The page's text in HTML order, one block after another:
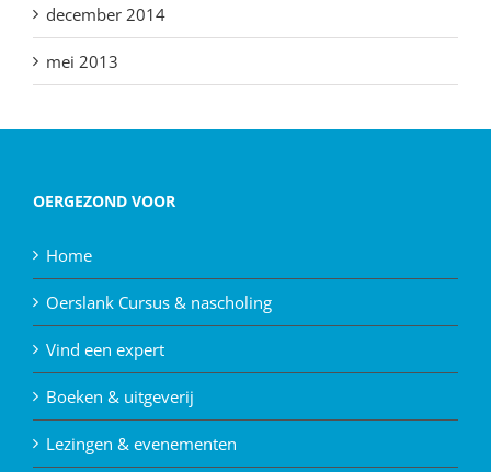
december 2014
mei 2013
OERGEZOND VOOR
Home
Oerslank Cursus & nascholing
Vind een expert
Boeken & uitgeverij
Lezingen & evenementen